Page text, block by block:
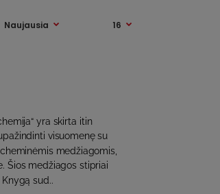
yra skirta itin
visuomenę su
medžiagomis,
Šios medžiagos stipriai
sud..